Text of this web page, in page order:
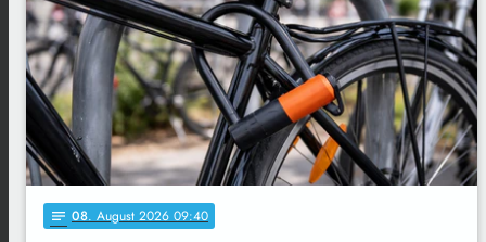
notes 08. August 2026 09:40